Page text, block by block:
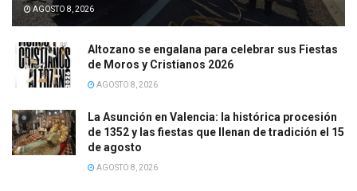
AGOSTO 8, 2026
Altozano se engalana para celebrar sus Fiestas
de Moros y Cristianos 2026
AGOSTO 8, 2026
La Asunción en Valencia: la histórica procesión
de 1352 y las fiestas que llenan de tradición el 15
de agosto
AGOSTO 8, 2026